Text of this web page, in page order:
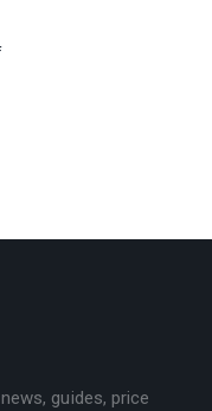
guides, price